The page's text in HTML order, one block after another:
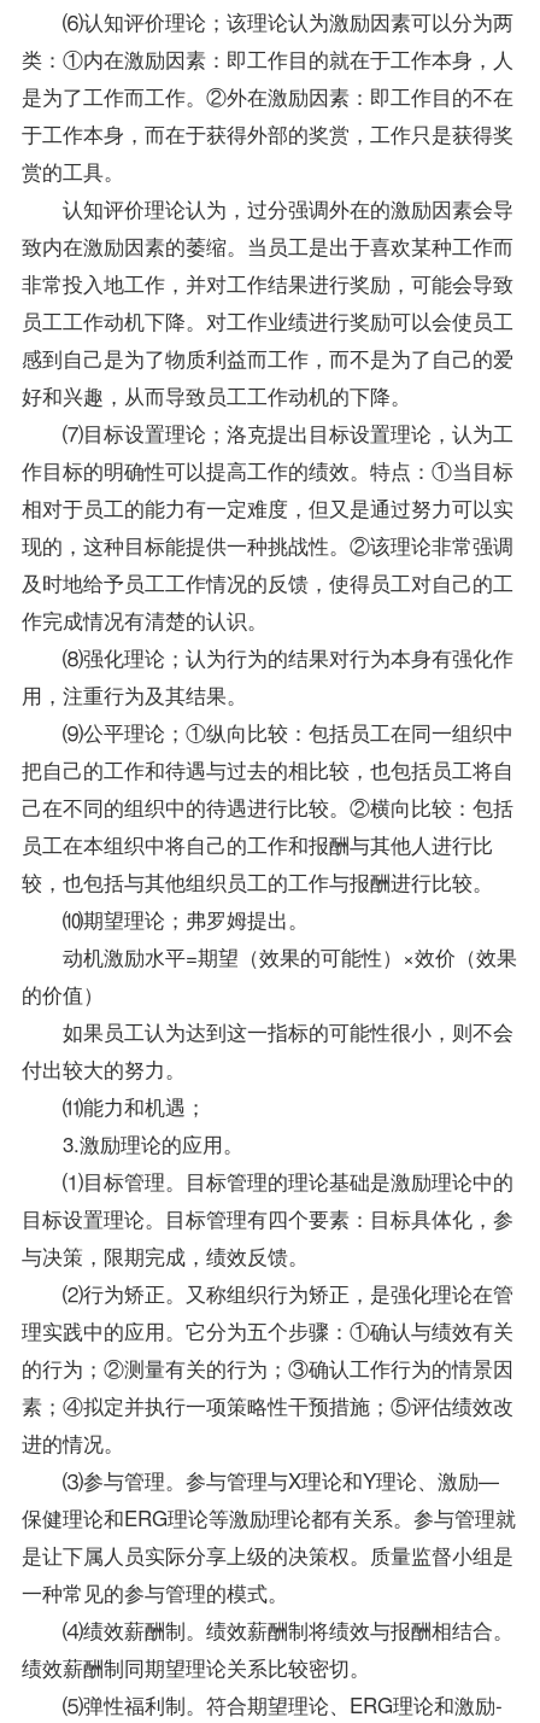
⑹认知评价理论；该理论认为激励因素可以分为两
类：①内在激励因素：即工作目的就在于工作本身，人
是为了工作而工作。②外在激励因素：即工作目的不在
于工作本身，而在于获得外部的奖赏，工作只是获得奖
赏的工具。
认知评价理论认为，过分强调外在的激励因素会导
致内在激励因素的萎缩。当员工是出于喜欢某种工作而
非常投入地工作，并对工作结果进行奖励，可能会导致
员工工作动机下降。对工作业绩进行奖励可以会使员工
感到自己是为了物质利益而工作，而不是为了自己的爱
好和兴趣，从而导致员工工作动机的下降。
⑺目标设置理论；洛克提出目标设置理论，认为工
作目标的明确性可以提高工作的绩效。特点：①当目标
相对于员工的能力有一定难度，但又是通过努力可以实
现的，这种目标能提供一种挑战性。②该理论非常强调
及时地给予员工工作情况的反馈，使得员工对自己的工
作完成情况有清楚的认识。
⑻强化理论；认为行为的结果对行为本身有强化作
用，注重行为及其结果。
⑼公平理论；①纵向比较：包括员工在同一组织中
把自己的工作和待遇与过去的相比较，也包括员工将自
己在不同的组织中的待遇进行比较。②横向比较：包括
员工在本组织中将自己的工作和报酬与其他人进行比
较，也包括与其他组织员工的工作与报酬进行比较。
⑽期望理论；弗罗姆提出。
动机激励水平=期望（效果的可能性）×效价（效果
的价值）
如果员工认为达到这一指标的可能性很小，则不会
付出较大的努力。
⑾能力和机遇；
3.激励理论的应用。
⑴目标管理。目标管理的理论基础是激励理论中的
目标设置理论。目标管理有四个要素：目标具体化，参
与决策，限期完成，绩效反馈。
⑵行为矫正。又称组织行为矫正，是强化理论在管
理实践中的应用。它分为五个步骤：①确认与绩效有关
的行为；②测量有关的行为；③确认工作行为的情景因
素；④拟定并执行一项策略性干预措施；⑤评估绩效改
进的情况。
⑶参与管理。参与管理与X理论和Y理论、激励—
保健理论和ERG理论等激励理论都有关系。参与管理就
是让下属人员实际分享上级的决策权。质量监督小组是
一种常见的参与管理的模式。
⑷绩效薪酬制。绩效薪酬制将绩效与报酬相结合。
绩效薪酬制同期望理论关系比较密切。
⑸弹性福利制。符合期望理论、ERG理论和激励-